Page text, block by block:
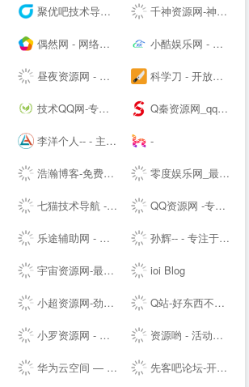
聚优吧技术导航 - 汇聚国内优质资源技术教程网站 千神资源网-神一样的资源分享|游戏交流论坛
偶然网 - 网络活动资讯共享平台 小酷娱乐网 - 分享永无止境!娱乐,技术,教程,软件网络资源网
昼夜资源网 - 专注活动，软件，教程分享！总之就是网络那些事。 科学刀 - 开放交流，共享精神，走进科学刀论坛
技术QQ网-专注QQ及微信红包活动_QQ新闻资讯_QQ软件下载 Q秦资源网_qq技术网_古圣资源网_乔合软件库_爱收集资源网_qq业务乐园_小刀娱乐网_qq资源网_流氓资源网_qq教程网-好东西不私藏我们专注分享
李洋个人-- - 主题模板制作_企业网站搭建_SEO排名优化等多元化服务的个人--网站（Talklee空间） -
浩瀚博客-免费教程资源网 零度娱乐网_最专业的资源收集分享平台_破解软件教程源码分享|易语言源码|线报乐园|最专业的技术网站|最新QQ资讯
七猫技术导航 - 学技术,找资源,从这里开始 QQ资源网 -专注分享网络优质资源
乐途辅助网 - 我爱辅助网_678辅助网-找辅助上乐途-最大游戏辅助网-热门辅助资源网 孙辉-- - 专注于各种焊接设备、电动缸营销和焊接技术分享交流-后花园笔记
宇宙资源网-最新副业项目推荐-网络赚钱课程分享-创业商机-新媒体运营-资源整合-创业项目 ioi Blog
小超资源网-劲爆游戏辅助网_我爱辅助网_专注分享绿色软件 Q站-好东西不私藏 乐于分享-关注QQ最新动态,掌握QQ第一资讯,分享最具价值内容
小罗资源网 - 全网最精免费优质资源,软件,技术等分享 资源哟 - 活动、软件、教程 - 综合资源聚合平台
华为云空间 — 存于云间，尽享精彩 先客吧论坛-开放交流-极致分享